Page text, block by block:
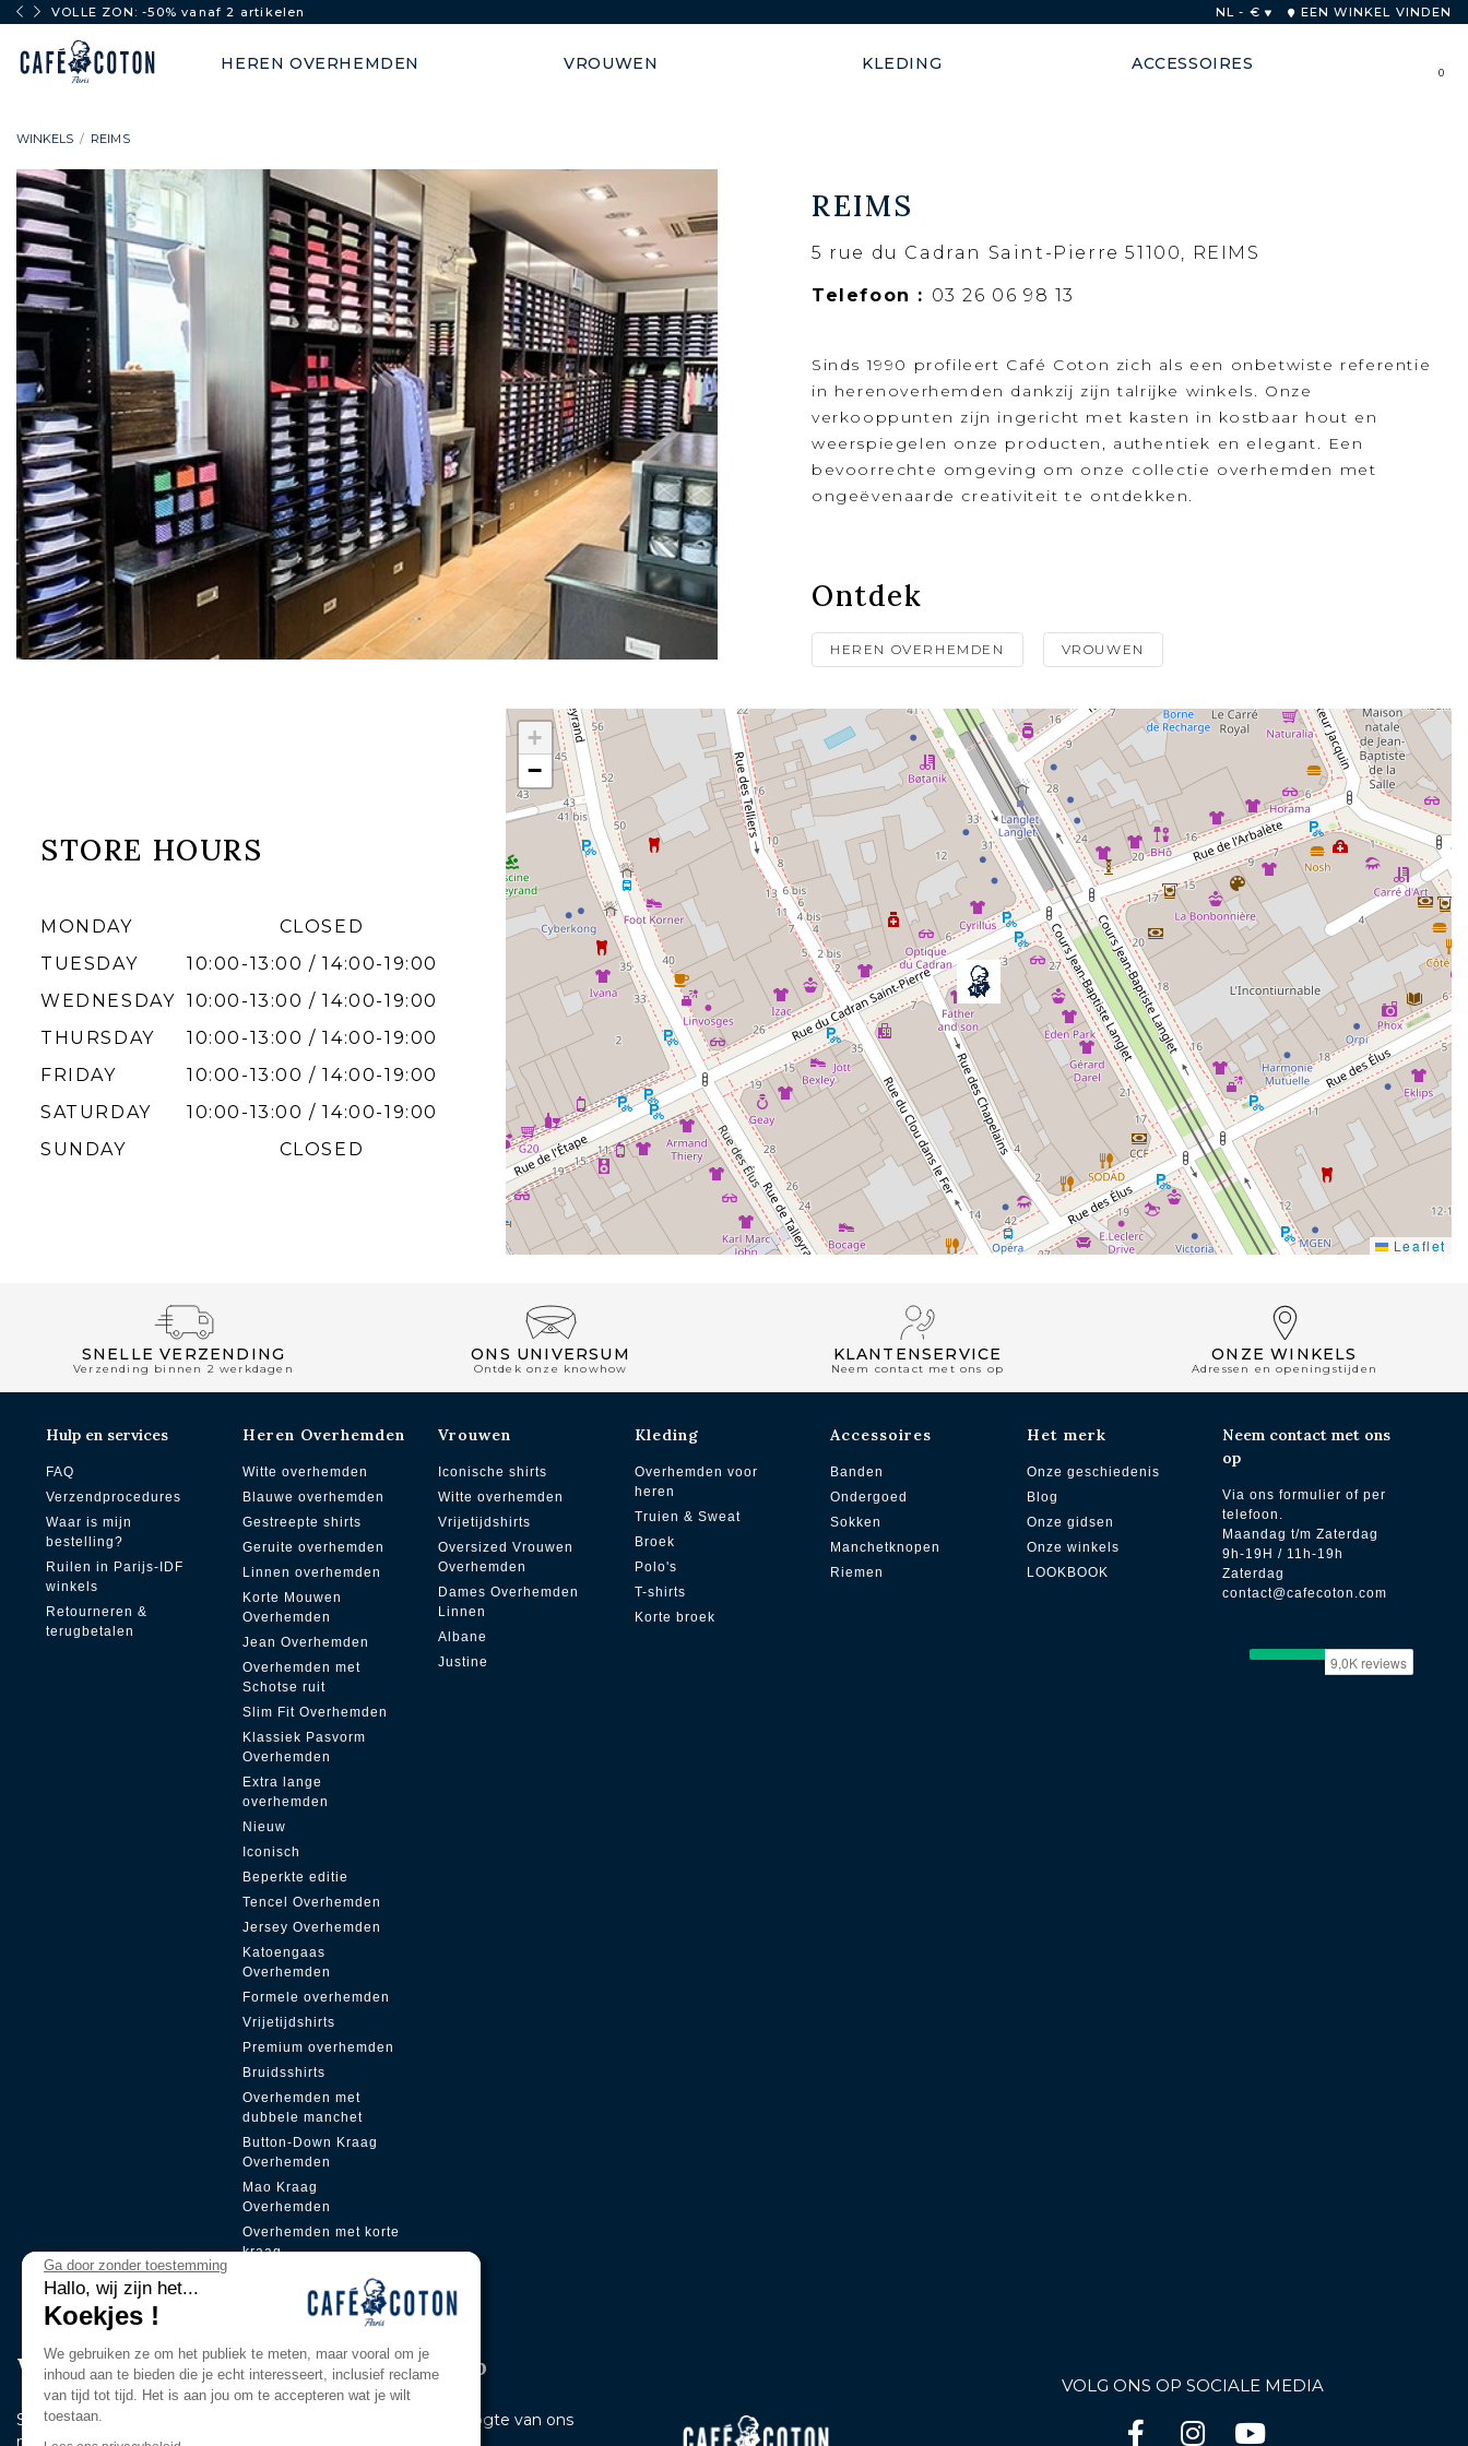
VOLLE ZON: -50% vanaf 2 artikelen NL - € EEN WINKEL VINDEN
HEREN OVERHEMDEN VROUWEN KLEDING ACCESSOIRES 0
WINKELS REIMS
REIMS
5 rue du Cadran Saint-Pierre 51100, REIMS
Telefoon : 03 26 06 98 13
Sinds 1990 profileert Café Coton zich als een onbetwiste referentie
in herenoverhemden dankzij zijn talrijke winkels. Onze
verkooppunten zijn ingericht met kasten in kostbaar hout en
weerspiegelen onze producten, authentiek en elegant. Een
bevoorrechte omgeving om onze collectie overhemden met
ongeëvenaarde creativiteit te ontdekken.
Ontdek
HEREN OVERHEMDEN VROUWEN
STORE HOURS
MONDAY
CLOSED
TUESDAY
10:00-13:00 / 14:00-19:00
WEDNESDAY 10:00-13:00 / 14:00-19:00
THURSDAY
10:00-13:00 / 14:00-19:00
FRIDAY
10:00-13:00 / 14:00-19:00
SATURDAY
10:00-13:00 / 14:00-19:00
SUNDAY
CLOSED
+
−
Leaflet
SNELLE VERZENDING
Verzending binnen 2 werkdagen
ONS UNIVERSUM
Ontdek onze knowhow
KLANTENSERVICE
Neem contact met ons op
ONZE WINKELS
Adressen en openingstijden
Hulp en services
FAQ
Verzendprocedures
Waar is mijn
bestelling?
Ruilen in Parijs-IDF
winkels
Retourneren &
terugbetalen
Heren Overhemden
Witte overhemden
Blauwe overhemden
Gestreepte shirts
Geruite overhemden
Linnen overhemden
Korte Mouwen
Overhemden
Jean Overhemden
Overhemden met
Schotse ruit
Slim Fit Overhemden
Klassiek Pasvorm
Overhemden
Extra lange
overhemden
Nieuw
Iconisch
Beperkte editie
Tencel Overhemden
Jersey Overhemden
Katoengaas
Overhemden
Formele overhemden
Vrijetijdshirts
Premium overhemden
Bruidsshirts
Overhemden met
dubbele manchet
Button-Down Kraag
Overhemden
Mao Kraag
Overhemden
Overhemden met korte
kraag
Verborgen sluiting
Vrouwen
Iconische shirts
Witte overhemden
Vrijetijdshirts
Oversized Vrouwen
Overhemden
Dames Overhemden
Linnen
Albane
Justine
Kleding
Overhemden voor
heren
Truien & Sweat
Broek
Polo's
T-shirts
Korte broek
Accessoires
Banden
Ondergoed
Sokken
Manchetknopen
Riemen
Het merk
Onze geschiedenis
Blog
Onze gidsen
Onze winkels
LOOKBOOK
Neem contact met ons
op
Via ons formulier of per
telefoon.
Maandag t/m Zaterdag
9h-19H / 11h-19h
Zaterdag
contact@cafecoton.com
Word lid van onze Pri̇vi̇lege Club
Schrijf je in voor onze nieuwsbrief en blijf als eerste op de hoogte van ons
VOLG ONS OP SOCIALE MEDIA
Ga door zonder toestemming
Hallo, wij zijn het...
Koekjes !
We gebruiken ze om het publiek te meten, maar vooral om je
inhoud aan te bieden die je echt interesseert, inclusief reclame
van tijd tot tijd. Het is aan jou om te accepteren wat je wilt
toestaan.